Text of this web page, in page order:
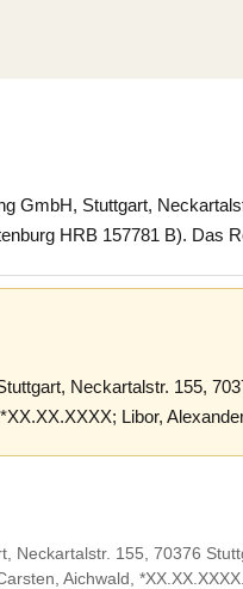
GmbH, Stuttgart,
HRB 157781 B). Das
Neckartalstr. 155,
Libor,
Neckartalstr. 155, 70376
Aichwald, *XX.XX.XXXX.